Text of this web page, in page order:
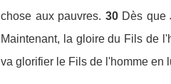
chose aux pauvres. 30 Dès que
Maintenant, la gloire du Fils de
va glorifier le Fils de l'homme en